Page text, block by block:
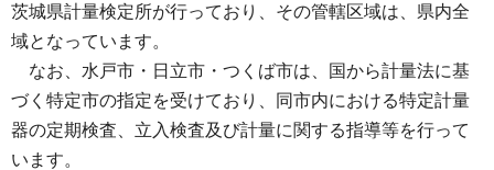
茨城県計量検定所が行っており、その管轄区域は、県内全
域となっています。
なお、水戸市・日立市・つくば市は、国から計量法に基
づく特定市の指定を受けており、同市内における特定計量
器の定期検査、立入検査及び計量に関する指導等を行って
います。